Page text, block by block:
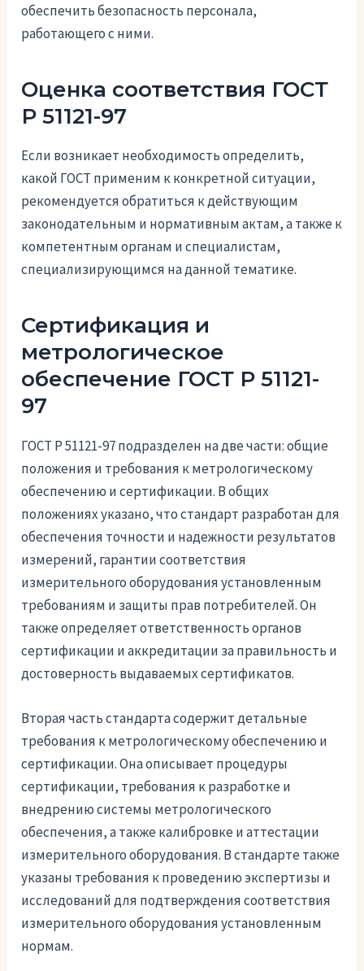
обеспечить безопасность персонала,
работающего с ними.
Оценка соответствия ГОСТ
Р 51121-97
Если возникает необходимость определить,
какой ГОСТ применим к конкретной ситуации,
рекомендуется обратиться к действующим
законодательным и нормативным актам, а также к
компетентным органам и специалистам,
специализирующимся на данной тематике.
Сертификация и
метрологическое
обеспечение ГОСТ Р 51121-
97
ГОСТ Р 51121-97 подразделен на две части: общие
положения и требования к метрологическому
обеспечению и сертификации. В общих
положениях указано, что стандарт разработан для
обеспечения точности и надежности результатов
измерений, гарантии соответствия
измерительного оборудования установленным
требованиям и защиты прав потребителей. Он
также определяет ответственность органов
сертификации и аккредитации за правильность и
достоверность выдаваемых сертификатов.
Вторая часть стандарта содержит детальные
требования к метрологическому обеспечению и
сертификации. Она описывает процедуры
сертификации, требования к разработке и
внедрению системы метрологического
обеспечения, а также калибровке и аттестации
измерительного оборудования. В стандарте также
указаны требования к проведению экспертизы и
исследований для подтверждения соответствия
измерительного оборудования установленным
нормам.